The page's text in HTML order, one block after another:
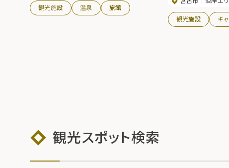
観光施設 温泉 旅館
トには２０Ａの電源
に入浴も可能なので
て長期滞在が楽しめ
観光施設 キ
観光スポット検索